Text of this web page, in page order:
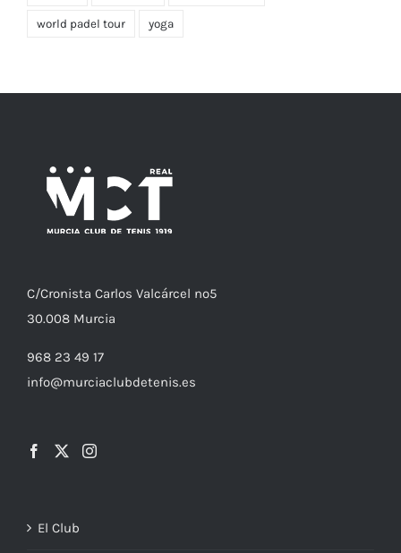
world padel tour yoga
C/Cronista Carlos Valcárcel nº5
30.008 Murcia
968 23 49 17
info@murciaclubdetenis.es
El Club